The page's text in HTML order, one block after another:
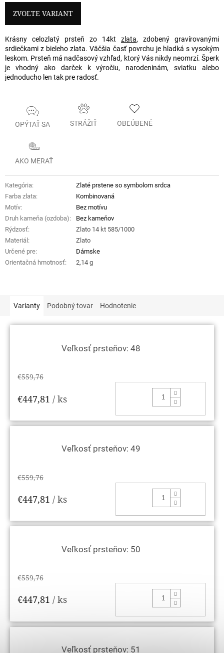
Jednotková
cena:
ZVOĽTE VARIANT
Krásny celozlatý prsteň zo 14kt zlata, zdobený gravírovanými
srdiečkami z bieleho zlata. Väčšia časť povrchu je hladká s vysokým
leskom. Prsteň má nadčasový vzhľad, ktorý Vás nikdy neomrzí. Šperk
je vhodný ako darček k výročiu, narodeninám, sviatku alebo
jednoducho len tak pre radosť.
OPÝTAŤ SA STRÁŽIŤ OBĽÚBENÉ
AKO MERAŤ
Kategória:
Zlaté prstene so symbolom srdca
Farba zlata:
Kombinovaná
Motív:
Bez motívu
Druh kameňa (ozdoba):
Bez kameňov
Rýdzosť:
Zlato 14 kt 585/1000
Materiál :
Zlato
Určené pre:
Dámske
Orientačná hmotnosť: 2,14 g
Varianty Podobný tovar Hodnotenie
Veľkosť prsteňov: 48
€559,76
€447,81 / ks
Veľkosť prsteňov: 49
€559,76
€447,81 / ks
Veľkosť prsteňov: 50
€559,76
€447,81 / ks
Veľkosť prsteňov: 51